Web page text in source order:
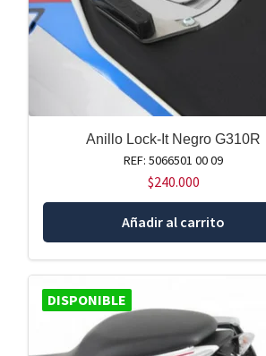
Anillo Lock-It Negro G310R
REF: 5066501 00 09
$240.000
Añadir al carrito
DISPONIBLE